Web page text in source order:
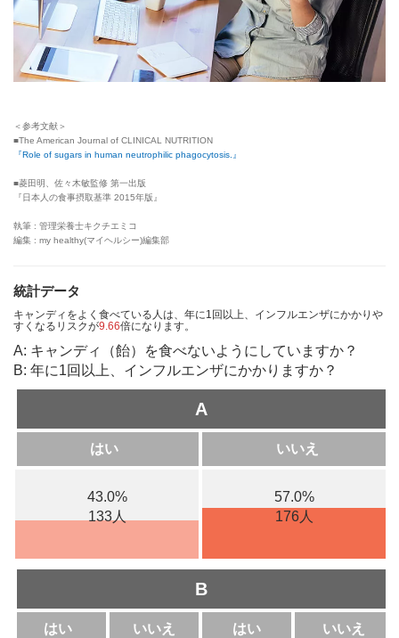
＜参考文献＞
■The American Journal of CLINICAL NUTRITION
『Role of sugars in human neutrophilic phagocytosis.』
■菱田明、佐々木敏監修 第一出版
『日本人の食事摂取基準 2015年版』
執筆 : 管理栄養士キクチエミコ
編集 : my healthy(マイヘルシー)編集部
統計データ
キャンディをよく食べている人は、年に1回以上、インフルエンザにかかりや
すくなるリスクが9.66倍になります。
A: キャンディ（飴）を食べないようにしていますか？
B: 年に1回以上、インフルエンザにかかりますか？
A
はい いいえ
43.0%
133人
57.0%
176人
B
はい いいえ はい いいえ